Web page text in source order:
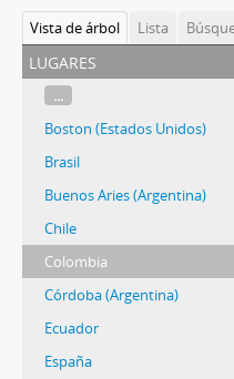
Vista de árbol Lista
lugares
...
Boston (Estados Unidos)
Brasil
Buenos Aries (Argentina)
Chile
Colombia
Córdoba (Argentina)
Ecuador
España